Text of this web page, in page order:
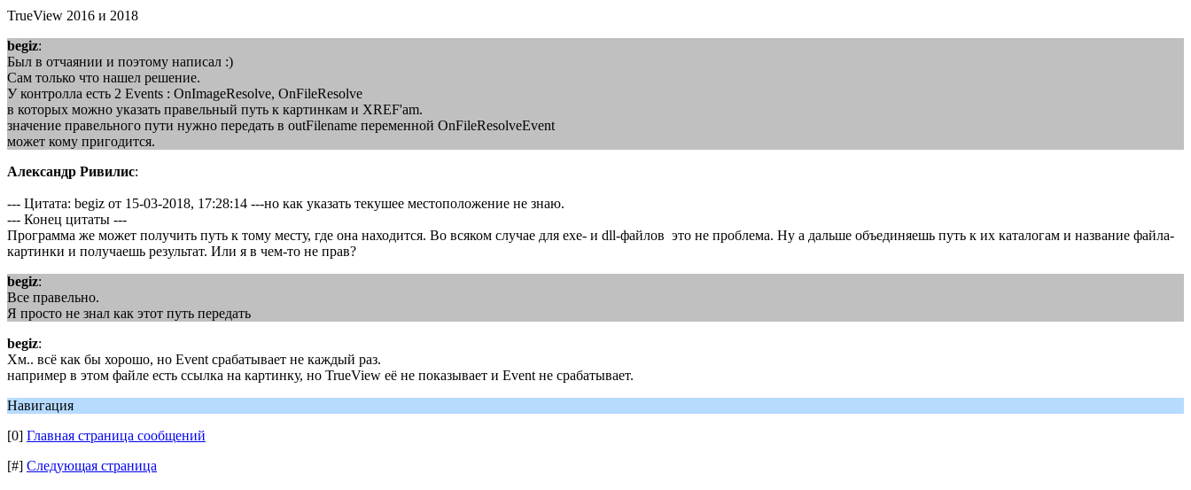
TrueView 2016 и 2018
begiz:
Был в отчаянии и поэтому написал :)
Сам только что нашел решение.
У контролла есть 2 Events : OnImageResolve, OnFileResolvе
в которых можно указать правельный путь к картинкам и XREF'am.
значение правельного пути нужно передать в outFilename переменной OnFileResolveEvent
может кому пригодится.
Александр Ривилис:
--- Цитата: begiz от 15-03-2018, 17:28:14 ---но как указать текушее местоположение не знаю.
--- Конец цитаты ---
Программа же может получить путь к тому месту, где она находится. Во всяком случае для exe- и dll-файлов это не проблема. Ну а дальше объединяешь путь к их каталогам и название файла-
картинки и получаешь результат. Или я в чем-то не прав?
begiz:
Все правельно.
Я просто не знал как этот путь передать
begiz:
Хм.. всё как бы хорошо, но Event срабатывает не каждый раз.
например в этом файле есть ссылка на картинку, но TrueView её не показывает и Event не срабатывает.
Навигация
[0] Главная страница сообщений
[#] Следующая страница